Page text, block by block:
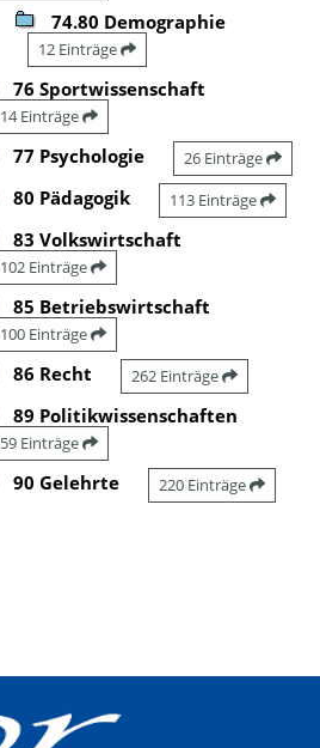
74.80 Demographie
12 Einträge
76 Sportwissenschaft
14 Einträge
77 Psychologie 26 Einträge
80 Pädagogik 113 Einträge
83 Volkswirtschaft
102 Einträge
85 Betriebswirtschaft
100 Einträge
86 Recht 262 Einträge
89 Politikwissenschaften
59 Einträge
90 Gelehrte 220 Einträge